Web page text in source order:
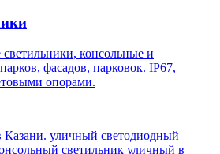
консольные и
фасадов, парковок. IP67,
опорами.
Казани. уличный светодиодный
светильник уличный в